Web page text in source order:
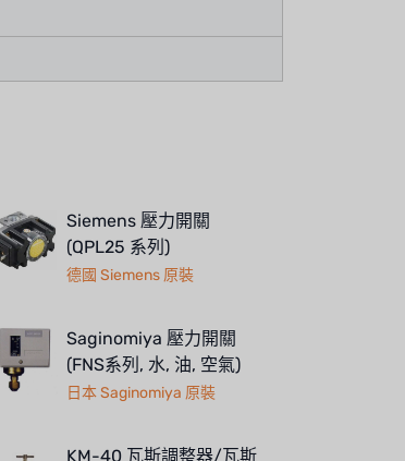
Siemens 壓力開關
(QPL25 系列)
德國 Siemens 原裝
Saginomiya 壓力開關
(FNS系列, 水, 油, 空氣)
日本 Saginomiya 原裝
KM-40 瓦斯調整器/瓦斯